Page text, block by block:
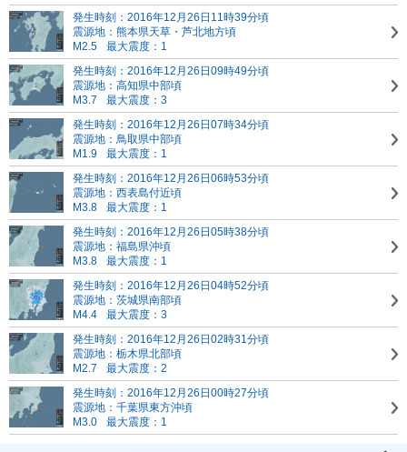
発生時刻：2016年12月26日11時39分頃
震源地：熊本県天草・芦北地方頃
M2.5
最大震度：1
発生時刻：2016年12月26日09時49分頃
震源地：高知県中部頃
M3.7
最大震度：3
発生時刻：2016年12月26日07時34分頃
震源地：鳥取県中部頃
M1.9
最大震度：1
発生時刻：2016年12月26日06時53分頃
震源地：西表島付近頃
M3.8
最大震度：1
発生時刻：2016年12月26日05時38分頃
震源地：福島県沖頃
M3.8
最大震度：1
発生時刻：2016年12月26日04時52分頃
震源地：茨城県南部頃
M4.4
最大震度：3
発生時刻：2016年12月26日02時31分頃
震源地：栃木県北部頃
M2.7
最大震度：2
発生時刻：2016年12月26日00時27分頃
震源地：千葉県東方沖頃
M3.0
最大震度：1